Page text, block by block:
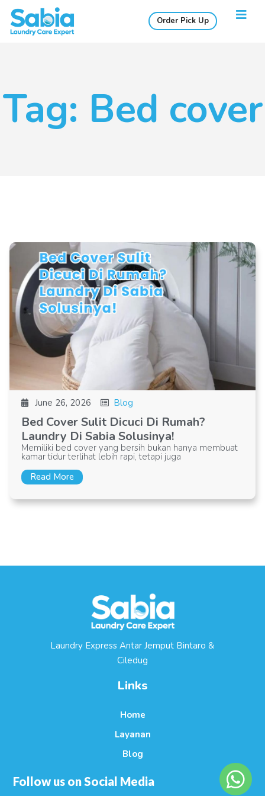
Order Pick Up
Tag: Bed cover
June 26, 2026 Blog
Bed Cover Sulit Dicuci Di Rumah?
Laundry Di Sabia Solusinya!
Memiliki bed cover yang bersih bukan hanya membuat
kamar tidur terlihat lebih rapi, tetapi juga
Read More
Laundry Express Antar Jemput Bintaro &
Ciledug
Links
Home
Layanan
Blog
Follow us on Social Media